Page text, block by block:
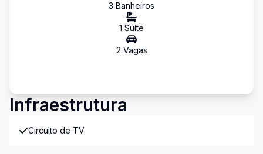
3 Banheiros
1 Suíte
2 Vagas
Infraestrutura
Circuito de TV